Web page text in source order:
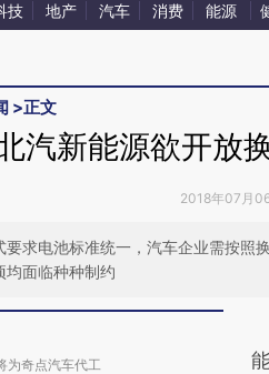
技 地产 汽车 消费 能源
>正文
汽新能源欲开放
2018年07月
要求电池标准统一，汽车企业需按照
均面临种种制约
为奇点汽车代工